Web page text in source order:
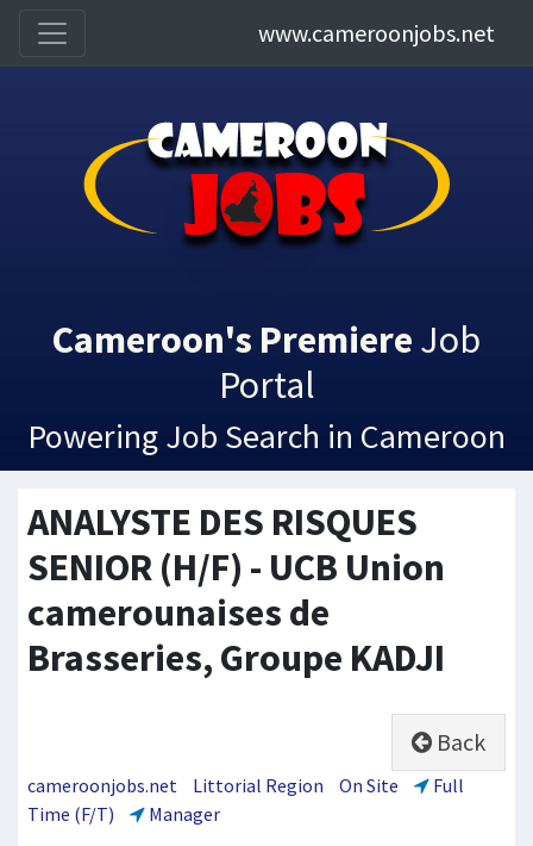
www.cameroonjobs.net
Cameroon's Premiere Job
Portal
Powering Job Search in Cameroon
ANALYSTE DES RISQUES
SENIOR (H/F) - UCB Union
camerounaises de
Brasseries, Groupe KADJI
Back
cameroonjobs.net Littorial Region On Site
Full
Time (F/T)
Manager